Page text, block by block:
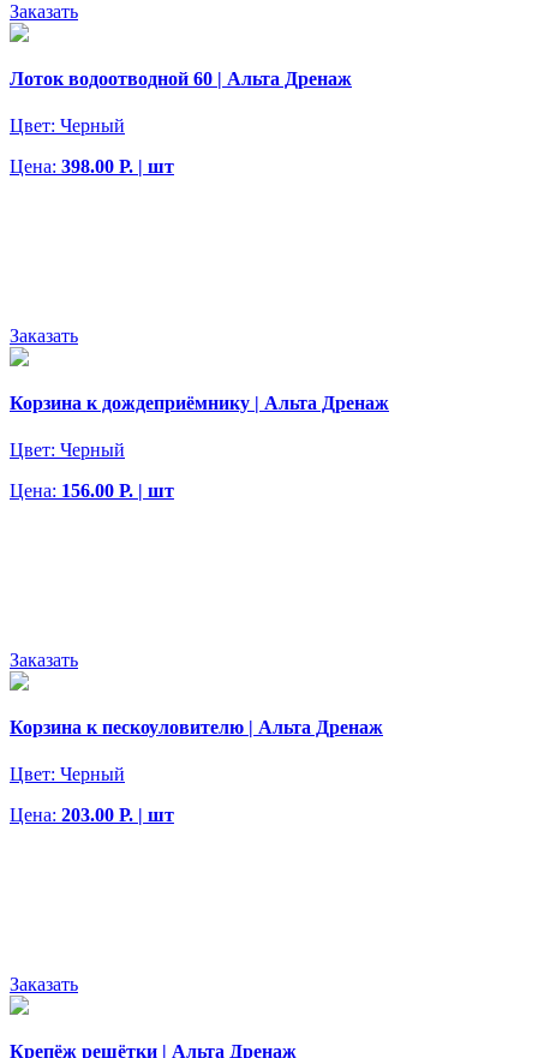
Заказать
Лоток водоотводной 60 | Альта Дренаж
Цвет: Черный
Цена: 398.00 Р. | шт
Заказать
Корзина к дождеприёмнику | Альта Дренаж
Цвет: Черный
Цена: 156.00 Р. | шт
Заказать
Корзина к пескоуловителю | Альта Дренаж
Цвет: Черный
Цена: 203.00 Р. | шт
Заказать
Крепёж решётки | Альта Дренаж